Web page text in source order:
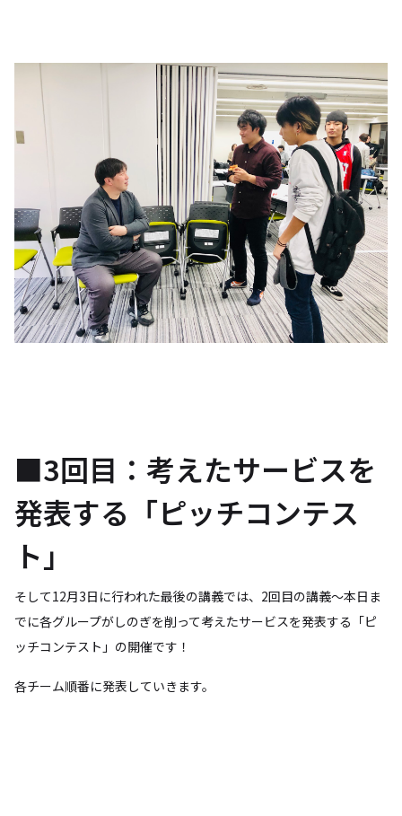
■3回目：考えたサービスを
発表する「ピッチコンテス
ト」
そして12月3日に行われた最後の講義では、2回目の講義〜本日ま
でに各グループがしのぎを削って考えたサービスを発表する「ピ
ッチコンテスト」の開催です！
各チーム順番に発表していきます。